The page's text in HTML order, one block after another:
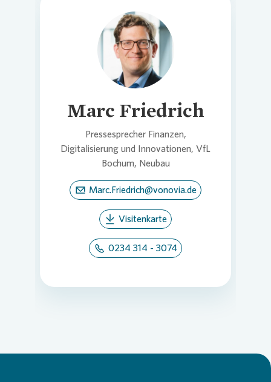
Loading...
Marc Friedrich
Pressesprecher Finanzen,
Digitalisierung und Innovationen, VfL
Bochum, Neubau
Marc.Friedrich@vonovia.de
Visitenkarte
0234 314 - 3074